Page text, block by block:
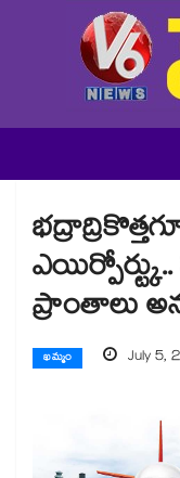
ప్రాంతాలు
ఖమ్మం July 5,